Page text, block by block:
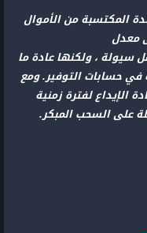
المكتسبة من الأموال
معدل
سيولة ، ولكنها عادة ما
في حسابات التوفير. ومع
لفترة زمنية
على السحب المبكر.